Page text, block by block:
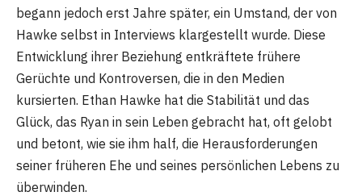
begann jedoch erst Jahre später, ein Umstand, der von
Hawke selbst in Interviews klargestellt wurde. Diese
Entwicklung ihrer Beziehung entkräftete frühere
Gerüchte und Kontroversen, die in den Medien
kursierten. Ethan Hawke hat die Stabilität und das
Glück, das Ryan in sein Leben gebracht hat, oft gelobt
und betont, wie sie ihm half, die Herausforderungen
seiner früheren Ehe und seines persönlichen Lebens zu
überwinden​​.